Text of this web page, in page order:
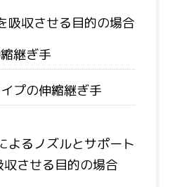
吸収させる目的の場合
継ぎ手
プの伸縮継ぎ手
よるノズルとサポート
させる目的の場合